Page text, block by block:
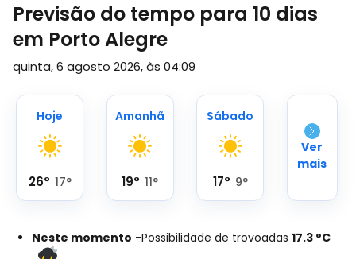
Previsão do tempo para 10 dias
em Porto Alegre
quinta, 6 agosto 2026, às 04:09
Hoje
26° 17°
Amanhã
19° 11°
Sábado
17° 9°
Ver
mais
Neste momento -Possibilidade de trovoadas 17.3 °C